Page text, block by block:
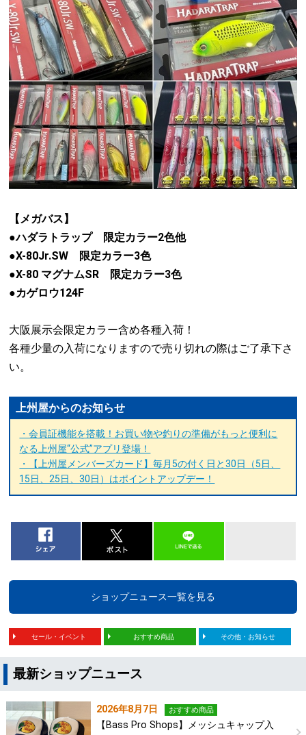
【メガバス】
●ハダラトラップ 限定カラー2色他
●X-80Jr.SW 限定カラー3色
●X-80 マグナムSR 限定カラー3色
●カゲロウ124F
大阪展示会限定カラー含め各種入荷！
各種少量の入荷になりますので売り切れの際はご了承下さ
い。
上州屋からのお知らせ
・会員証機能を搭載！お買い物や釣りの準備がもっと便利に
なる上州屋“公式”アプリ登場！
・【上州屋メンバーズカード】毎月5の付く日と30日（5日、
15日、25日、30日）はポイントアップデー！
ショップニュース一覧を見る
セール・イベント おすすめ商品 その他・お知らせ
最新ショップニュース
2026年8月7日 おすすめ商品
【Bass Pro Shops】メッシュキャップ入